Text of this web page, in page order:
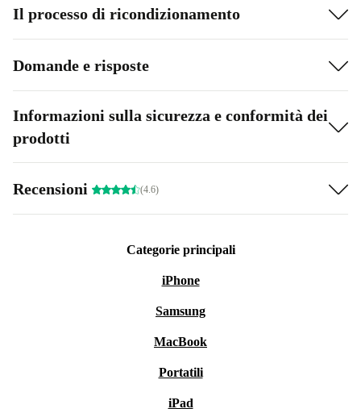
Il processo di ricondizionamento
Domande e risposte
Informazioni sulla sicurezza e conformità dei
prodotti
Recensioni (4.6)
Categorie principali
iPhone
Samsung
MacBook
Portatili
iPad